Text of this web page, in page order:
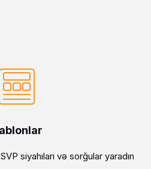
siyahıları və sorğular yaradın